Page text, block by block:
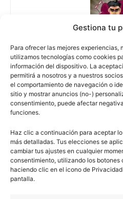
Gestiona tu
Para ofrecer las mejores experiencias,
utilizamos tecnologías como cookies
información del dispositivo. La
permitirá a nosotros y a nuestros
el comportamiento de navegación o
sitio y mostrar anuncios (no-)
consentimiento, puede afectar
funciones.
Haz clic a continuación para aceptar
más detalladas. Tus elecciones se
cambiar tus ajustes en cualquier
consentimiento, utilizando los botones
haciendo clic en el icono de
pantalla.
Nuestros articulos son
licencia de uso libre. El usuario
obras derivadas de todos los
nuestro sitio. Este sitio usa